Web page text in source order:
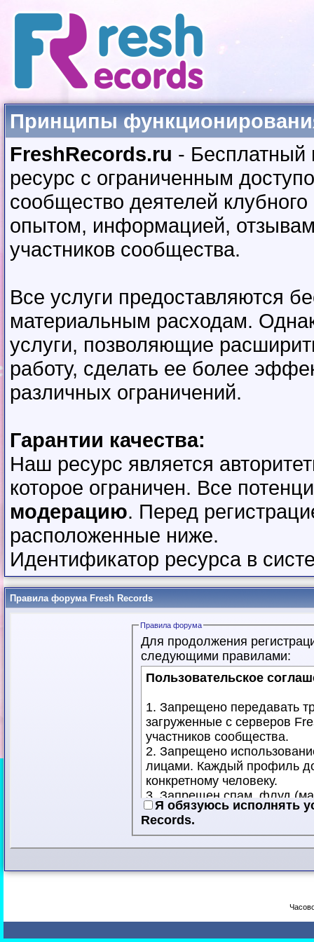
Принципы
FreshRecords.ru - Бесплатный
ресурс с ограниченным
сообщество деятелей
опытом, информацией,
участников сообщества.
Все услуги предоставляются
материальным расходам.
услуги, позволяющие
работу, сделать ее более
различных ограничений.
Гарантии качества:
Наш ресурс является
которое ограничен. Все
модерацию. Перед
расположенные ниже.
Идентификатор ресурса в
Правила форума Fresh Records
Правила форума
Для продолжения
следующими правилами:
Пользовательское
1. Запрещено передавать
загруженные с серверов
участников сообщества.
2. Запрещено
лицами. Каждый профиль
конкретному человеку.
3. Запрещен спам, флуд
сообщений), публичное
4. Запрещена публикация
смежные права третьих
Ваша учетная запись
Соглашаясь с нашими
требования в целом, а
Я обязуюсь исполнять
Records.